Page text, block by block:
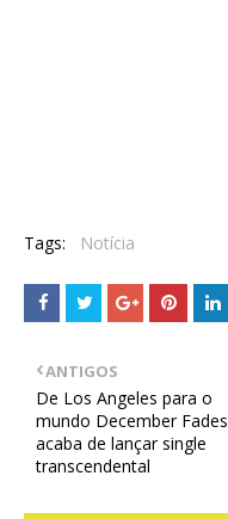
Tags: Notícia
ANTIGOS
De Los Angeles para o
mundo December Fades
acaba de lançar single
transcendental